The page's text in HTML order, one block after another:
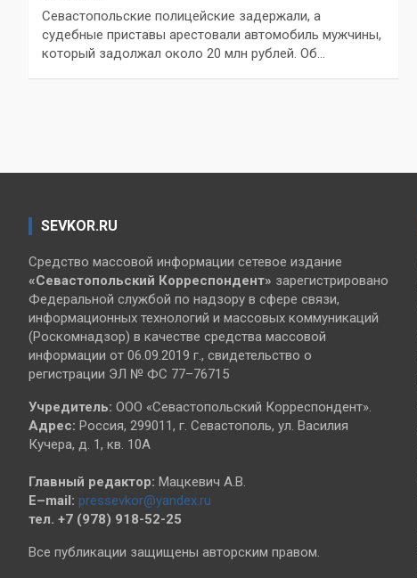
Севастопольские полицейские задержали, а
судебные приставы арестовали автомобиль мужчины,
который задолжал около 20 млн рублей. Об…
SEVKOR.RU
Средство массовой информации сетевое издание
«Севастопольский Корреспондент» зарегистрировано
Федеральной службой по надзору в сфере связи,
информационных технологий и массовых коммуникаций
(Роскомнадзор) в качестве средства массовой
информации от 06.09.2019 г., свидетельство о
регистрации ЭЛ № ФС 77–76715
Учредитель: ООО «Севастопольский Корреспондент».
Адрес: Россия, 299011, г. Севастополь, ул. Василия
Кучера, д. 1, кв. 10А
Главный редактор: Мацкевич А.В.
E–mail: pressevkor@yandex.ru
тел. +7 (978) 918-52-25
Все публикации защищены авторским правом.